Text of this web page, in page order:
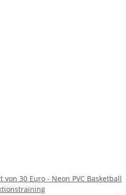
von 30 Euro - Neon PVC Basketball